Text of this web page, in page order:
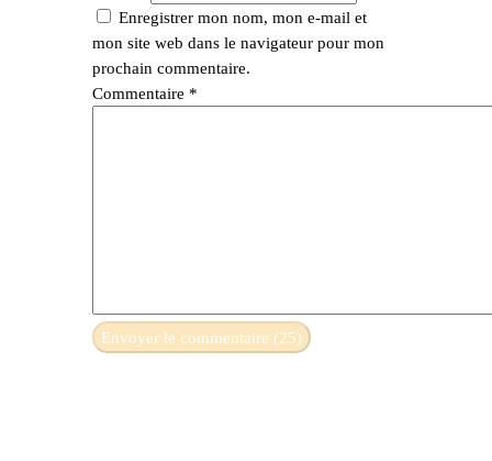
Enregistrer mon nom, mon e-mail et
mon site web dans le navigateur pour mon
prochain commentaire.
Commentaire *